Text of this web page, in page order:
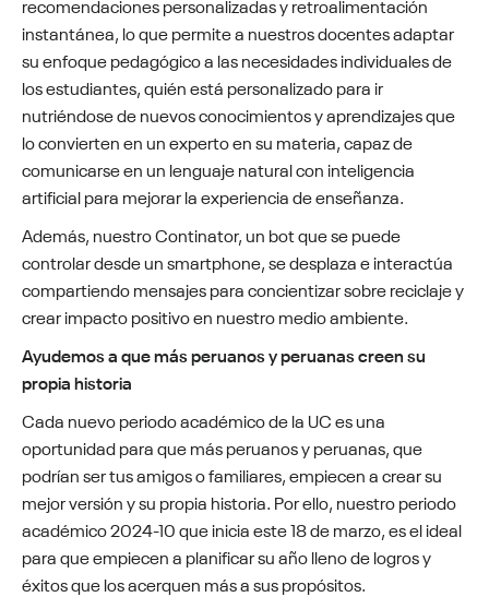
instantánea, lo que permite a nuestros docentes adaptar
su enfoque pedagógico a las necesidades individuales de
los estudiantes, quién está personalizado para ir
nutriéndose de nuevos conocimientos y aprendizajes que
lo convierten en un experto en su materia, capaz de
comunicarse en un lenguaje natural con inteligencia
artificial para mejorar la experiencia de enseñanza.
Además, nuestro Continator, un bot que se puede
controlar desde un smartphone, se desplaza e interactúa
compartiendo mensajes para concientizar sobre reciclaje y
crear impacto positivo en nuestro medio ambiente.
Ayudemos a que más peruanos y peruanas creen su
propia historia
Cada nuevo periodo académico de la UC es una
oportunidad para que más peruanos y peruanas, que
podrían ser tus amigos o familiares, empiecen a crear su
mejor versión y su propia historia. Por ello, nuestro periodo
académico 2024-10 que inicia este 18 de marzo, es el ideal
para que empiecen a planificar su año lleno de logros y
éxitos que los acerquen más a sus propósitos.